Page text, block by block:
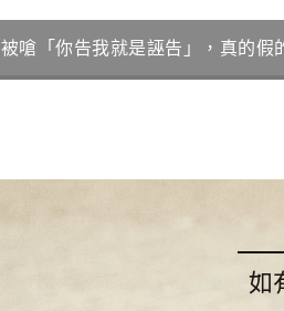
被嗆「你告我就是誣告」，真的假
如